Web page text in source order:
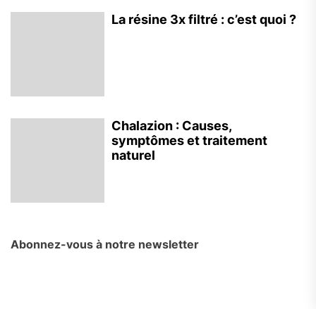
La résine 3x filtré : c’est quoi ?
Chalazion : Causes,
symptômes et traitement
naturel
Abonnez-vous à notre newsletter